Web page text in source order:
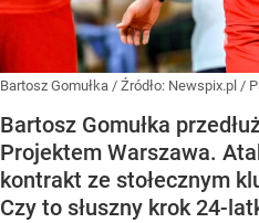
Bartosz Gomułka / Źródło: Newspix.pl /
Bartosz Gomułka
Projektem Warszawa.
kontrakt ze stołecznym
Czy to słuszny krok 24-